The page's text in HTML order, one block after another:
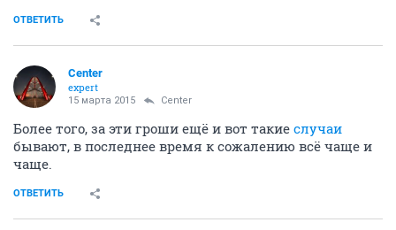
ОТВЕТИТЬ
Center
expert
15 марта 2015 Center
Более того, за эти гроши ещё и вот такие случаи
бывают, в последнее время к сожалению всё чаще и
чаще.
ОТВЕТИТЬ